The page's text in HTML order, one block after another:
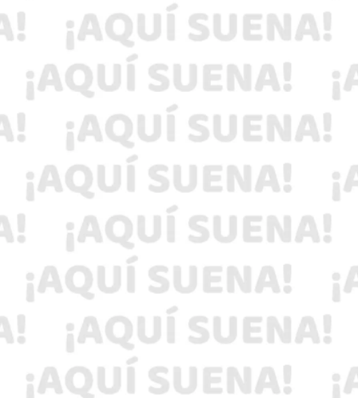
Senasica y la Secretaría de Salud validaron los
procesos de inocuidad de la empresa.